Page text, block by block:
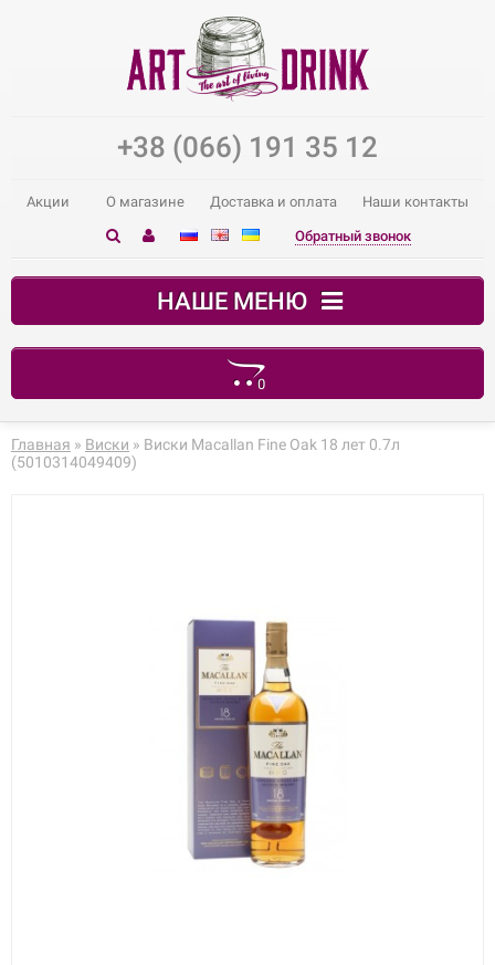
+38 (066) 191 35 12
Акции О магазине Доставка и оплата Наши контакты
Обратный звонок
НАШЕ МЕНЮ
0
В корзине пусто!
Главная » Виски » Виски Macallan Fine Oak 18 лет 0.7л
(5010314049409)